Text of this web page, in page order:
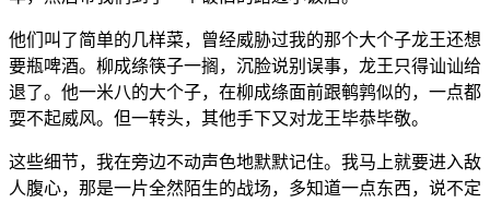
他们叫了简单的几样菜，曾经威胁过我的那个大个子龙王还想
要瓶啤酒。柳成绦筷子一搁，沉脸说别误事，龙王只得讪讪给
退了。他一米八的大个子，在柳成绦面前跟鹌鹑似的，一点都
耍不起威风。但一转头，其他手下又对龙王毕恭毕敬。
这些细节，我在旁边不动声色地默默记住。我马上就要进入敌
人腹心，那是一片全然陌生的战场，多知道一点东西，说不定